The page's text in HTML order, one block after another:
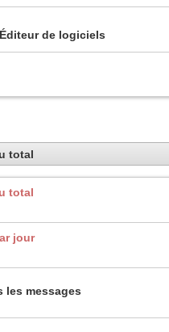
de logiciels
total
total
jour
les messages